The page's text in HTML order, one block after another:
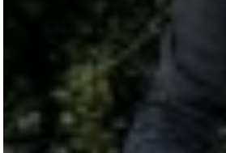
TURNIERSTALL
KONTAKT